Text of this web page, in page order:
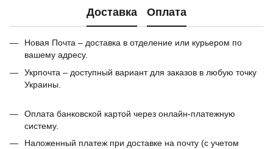
Доставка Оплата
Новая Почта – доставка в отделение или курьером по
вашему адресу.
Укрпочта – доступный вариант для заказов в любую точку
Украины.
Оплата банковской картой через онлайн-платежную
систему.
Наложенный платеж при доставке на почту (с учетом